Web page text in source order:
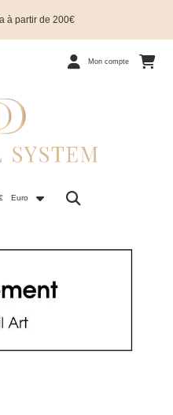
à partir de 200€
Mon compte
Euro